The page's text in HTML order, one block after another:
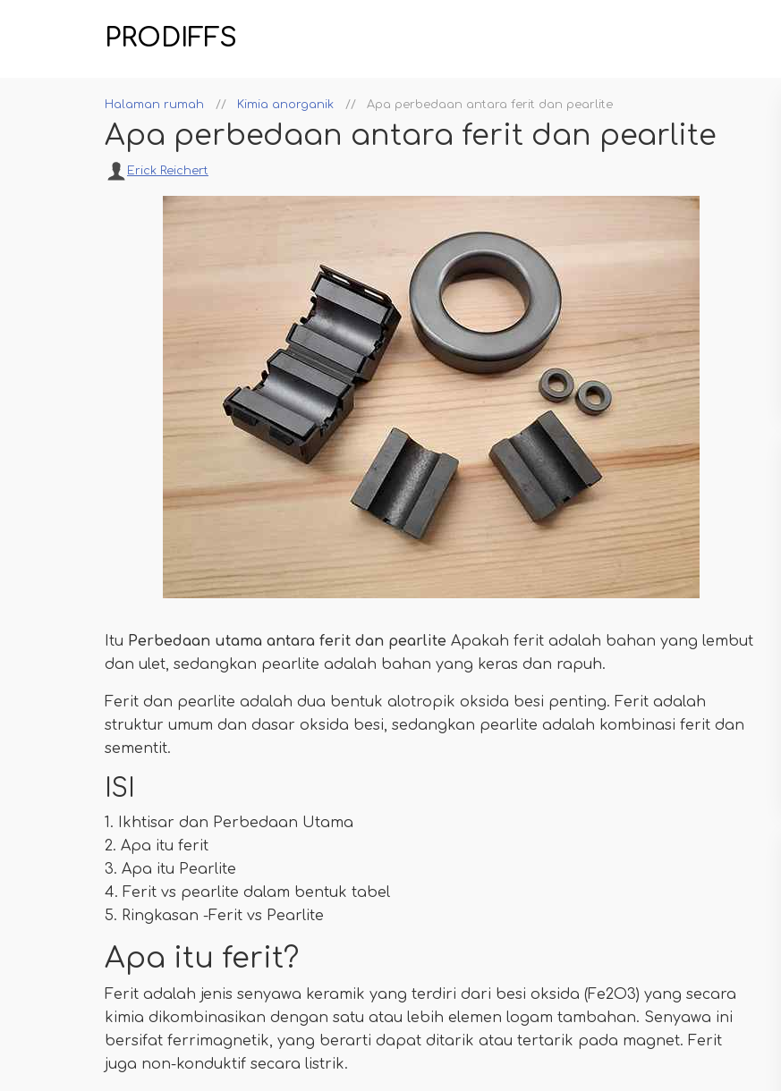
PRODIFFS
Halaman rumah Kimia anorganik Apa perbedaan antara ferit dan pearlite
Apa perbedaan antara ferit dan pearlite
Erick Reichert
Itu Perbedaan utama antara ferit dan pearlite Apakah ferit adalah bahan yang lembut
dan ulet, sedangkan pearlite adalah bahan yang keras dan rapuh.
Ferit dan pearlite adalah dua bentuk alotropik oksida besi penting. Ferit adalah
struktur umum dan dasar oksida besi, sedangkan pearlite adalah kombinasi ferit dan
sementit.
ISI
1. Ikhtisar dan Perbedaan Utama
2. Apa itu ferit
3. Apa itu Pearlite
4. Ferit vs pearlite dalam bentuk tabel
5. Ringkasan -Ferit vs Pearlite
Apa itu ferit?
Ferit adalah jenis senyawa keramik yang terdiri dari besi oksida (Fe2O3) yang secara
kimia dikombinasikan dengan satu atau lebih elemen logam tambahan. Senyawa ini
bersifat ferrimagnetik, yang berarti dapat ditarik atau tertarik pada magnet. Ferit
juga non-konduktif secara listrik.